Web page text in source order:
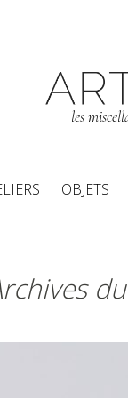
les
OBJETS